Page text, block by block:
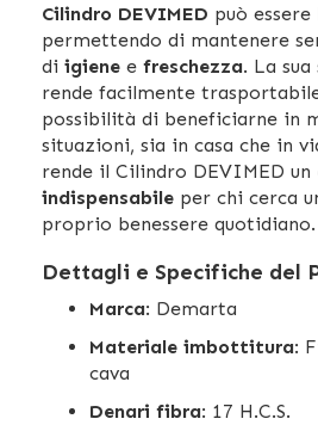
Cilindro DEVIMED può
permettendo di mantenere
di igiene e freschezza. La
rende facilmente
possibilità di beneficiarne in
situazioni, sia in casa che in
rende il Cilindro DEVIMED un
indispensabile per chi cerca
proprio benessere quotidiano.
Dettagli e Specifiche del
Marca: Demarta
Materiale imbottitura:
cava
Denari fibra: 17 H.C.S.